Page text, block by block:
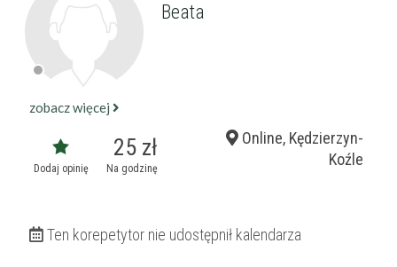
Beata
zobacz więcej
Dodaj opinię
25 zł
Na godzinę
Online, Kędzierzyn-
Koźle
Ten korepetytor nie udostępnił kalendarza